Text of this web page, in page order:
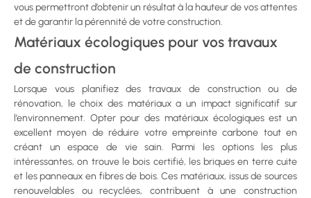
vous permettront d’obtenir un résultat à la hauteur de vos attentes
et de garantir la pérennité de votre construction.
Matériaux écologiques pour vos travaux
de construction
Lorsque vous planifiez des travaux de construction ou de
rénovation, le choix des matériaux a un impact significatif sur
l’environnement. Opter pour des matériaux écologiques est un
excellent moyen de réduire votre empreinte carbone tout en
créant un espace de vie sain. Parmi les options les plus
intéressantes, on trouve le bois certifié, les briques en terre cuite
et les panneaux en fibres de bois. Ces matériaux, issus de sources
renouvelables ou recyclées, contribuent à une construction